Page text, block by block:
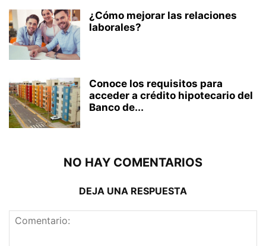
¿Cómo mejorar las relaciones
laborales?
Conoce los requisitos para
acceder a crédito hipotecario del
Banco de...
NO HAY COMENTARIOS
DEJA UNA RESPUESTA